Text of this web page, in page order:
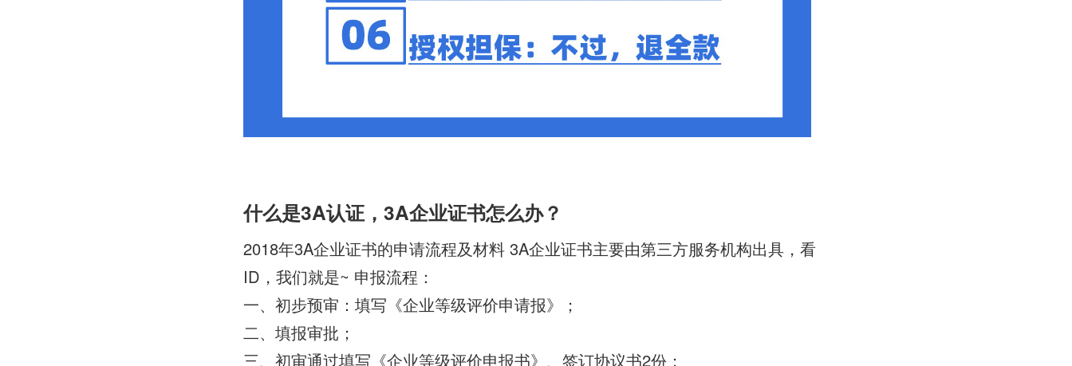
什么是3A认证，3A企业证书怎么办？
2018年3A企业证书的申请流程及材料 3A企业证书主要由第三方服务机构出具，看
ID，我们就是~ 申报流程：
一、初步预审：填写《企业等级评价申请报》；
二、填报审批；
三、初审通过填写《企业等级评价申报书》、签订协议书2份；